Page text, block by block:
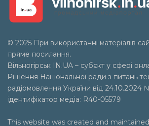
© 2025 При використанні матеріалів
пряме посилання.
Вільногірськ
IN.UA – субєкт у сфері
Рішення Національної ради з питань
радіомовлення України від 24.10.2024
ідентифікатор медіа: R40-05579
This website was created and